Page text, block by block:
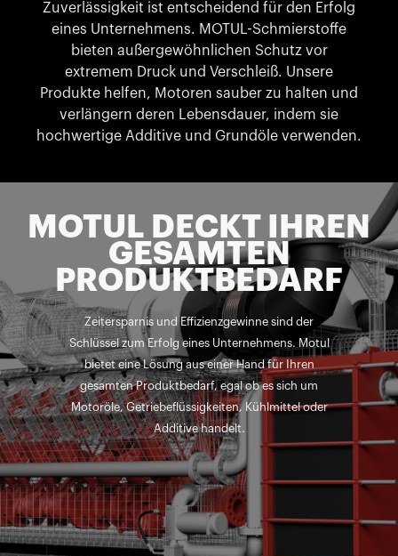
Zuverlässigkeit ist entscheidend für den Erfolg
eines Unternehmens. MOTUL-Schmierstoffe
bieten außergewöhnlichen Schutz vor
extremem Druck und Verschleiß. Unsere
Produkte helfen, Motoren sauber zu halten und
verlängern deren Lebensdauer, indem sie
hochwertige Additive und Grundöle verwenden.
MOTUL DECKT IHREN
GESAMTEN
PRODUKTBEDARF
Zeitersparnis und Effizienzgewinne sind der
Schlüssel zum Erfolg eines Unternehmens. Motul
bietet eine Lösung aus einer Hand für Ihren
gesamten Produktbedarf, egal ob es sich um
Motoröle, Getriebeflüssigkeiten, Kühlmittel oder
Additive handelt.